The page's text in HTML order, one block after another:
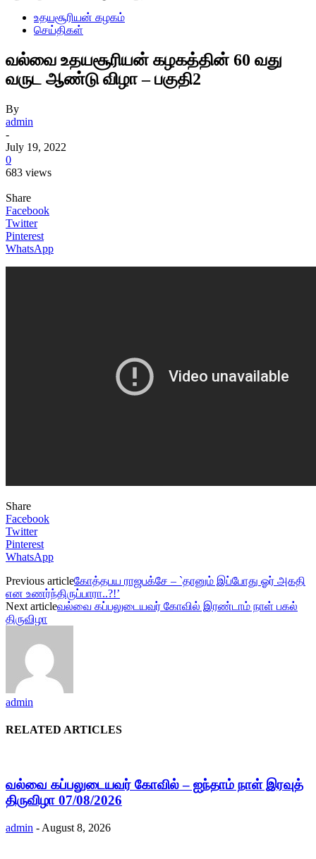
உதயசூரியன் கழகம்
செய்திகள்
வல்வை உதயசூரியன் கழகத்தின் 60 வது
வருட ஆண்டு விழா – பகுதி2
By
admin
-
July 19, 2022
0
683 views
Share
Facebook
Twitter
Pinterest
WhatsApp
Share
Facebook
Twitter
Pinterest
WhatsApp
Previous articleகோத்தபய ராஜபக்சே – `தானும் இப்போது ஓர் அகதி
என உணர்ந்திருப்பாரா..?!’
Next articleவல்வை கப்பலுடையவர் கோவில் இரண்டாம் நாள் பகல்
திருவிழா
admin
RELATED ARTICLES
வல்வை கப்பலுடையவர் கோவில் – ஐந்தாம் நாள் இரவுத்
திருவிழா 07/08/2026
admin - August 8, 2026